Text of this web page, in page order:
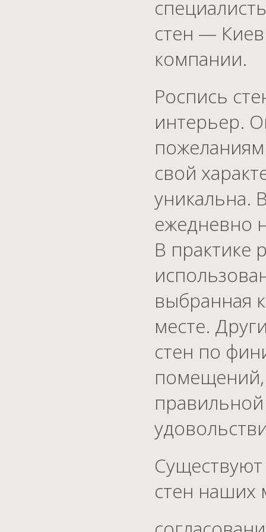
стен —
компании.
Роспись
интерьер.
пожеланиям
свой
уникальна.
ежедневно
В практике
выбранная
месте.
стен по
помещений,
стен наших